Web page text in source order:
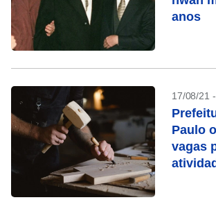
anos
17/08/21
Paulo
vagas